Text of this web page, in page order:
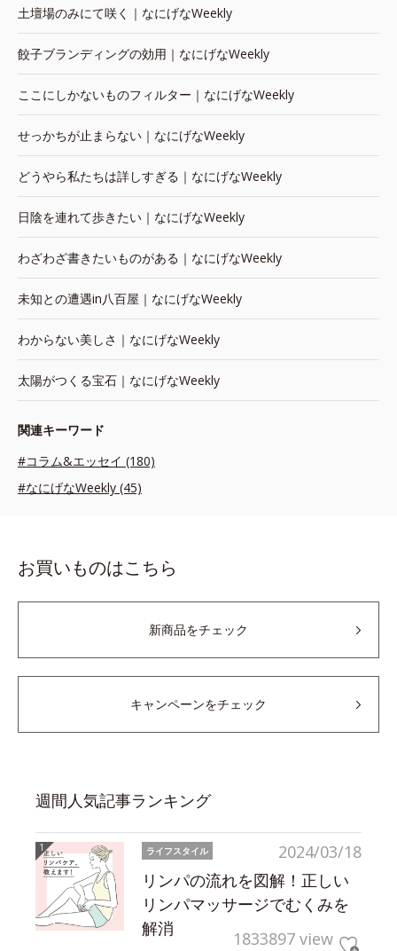
土壇場のみにて咲く｜なにげなWeekly
餃子ブランディングの効用｜なにげなWeekly
ここにしかないものフィルター｜なにげなWeekly
せっかちが止まらない｜なにげなWeekly
どうやら私たちは詳しすぎる｜なにげなWeekly
日陰を連れて歩きたい｜なにげなWeekly
わざわざ書きたいものがある｜なにげなWeekly
未知との遭遇in八百屋｜なにげなWeekly
わからない美しさ｜なにげなWeekly
太陽がつくる宝石｜なにげなWeekly
関連キーワード
#コラム&エッセイ (180)
#なにげなWeekly (45)
お買いものはこちら
新商品をチェック
キャンペーンをチェック
週間人気記事ランキング
2024/03/18
ライフスタイル
リンパの流れを図解！正しい
リンパマッサージでむくみを
解消
1833897 view